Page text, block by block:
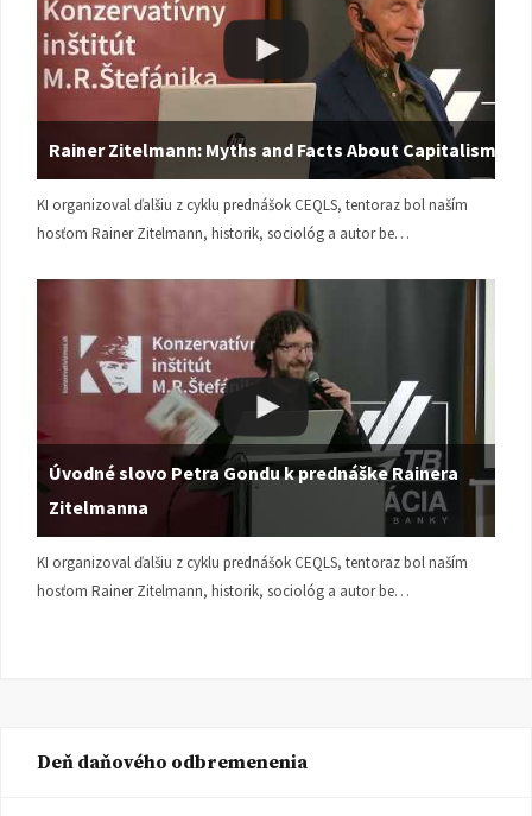
Rainer Zitelmann: Myths and Facts About Capitalism
KI organizoval ďalšiu z cyklu prednášok CEQLS, tentoraz bol naším
hosťom Rainer Zitelmann, historik, sociológ a autor be…
Úvodné slovo Petra Gondu k prednáške Rainera
Zitelmanna
KI organizoval ďalšiu z cyklu prednášok CEQLS, tentoraz bol naším
hosťom Rainer Zitelmann, historik, sociológ a autor be…
Deň daňového odbremenenia